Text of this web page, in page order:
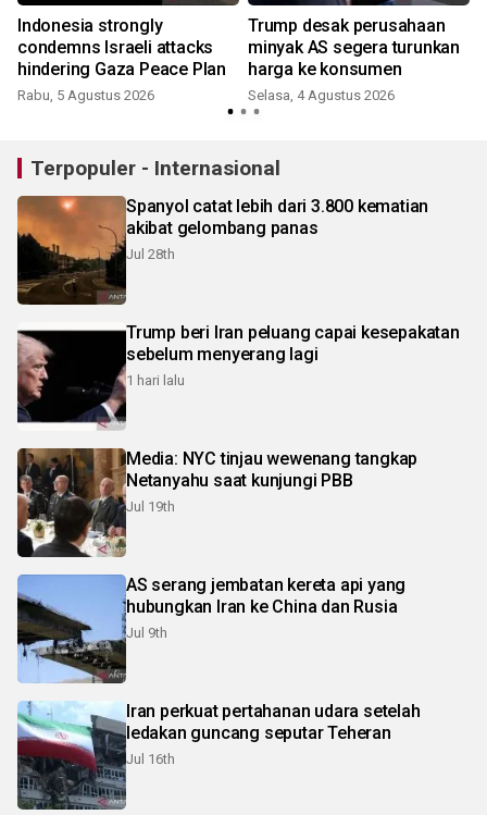
Indonesia strongly
condemns Israeli attacks
hindering Gaza Peace Plan
Rabu, 5 Agustus 2026
Trump desak perusahaan
minyak AS segera turunkan
harga ke konsumen
Selasa, 4 Agustus 2026
Terpopuler - Internasional
Spanyol catat lebih dari 3.800 kematian
akibat gelombang panas
Jul 28th
Trump beri Iran peluang capai kesepakatan
sebelum menyerang lagi
1 hari lalu
Media: NYC tinjau wewenang tangkap
Netanyahu saat kunjungi PBB
Jul 19th
AS serang jembatan kereta api yang
hubungkan Iran ke China dan Rusia
Jul 9th
Iran perkuat pertahanan udara setelah
ledakan guncang seputar Teheran
Jul 16th